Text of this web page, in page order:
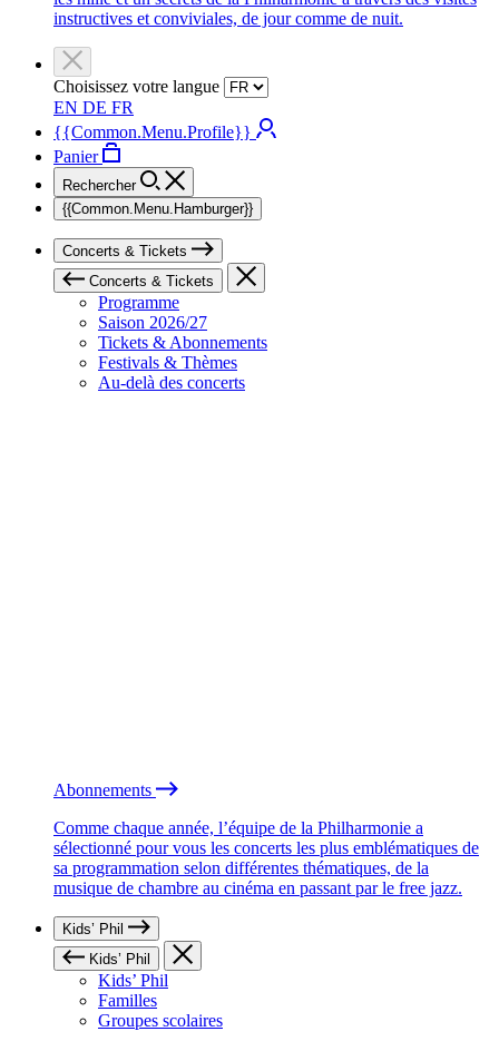
instructives et conviviales, de jour comme de nuit.
Choisissez votre langue
EN DE FR
{{Common.Menu.Profile}}
Panier
Rechercher
{{Common.Menu.Hamburger}}
Concerts & Tickets
Concerts & Tickets
Programme
Saison 2026/27
Tickets & Abonnements
Festivals & Thèmes
Au-delà des concerts
Abonnements
Comme chaque année, l’équipe de la Philharmonie a
sélectionné pour vous les concerts les plus emblématiques de
sa programmation selon différentes thématiques, de la
musique de chambre au cinéma en passant par le free jazz.
Kids’ Phil
Kids’ Phil
Kids’ Phil
Familles
Groupes scolaires